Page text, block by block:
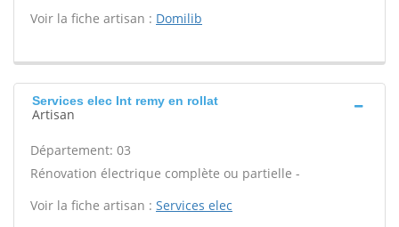
Voir la fiche artisan : Domilib
Services elec Int remy en rollat
Artisan
Département: 03
Rénovation électrique complète ou partielle -
Voir la fiche artisan : Services elec